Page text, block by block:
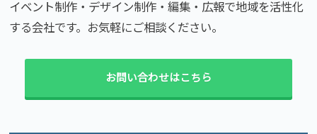
イベント制作・デザイン制作・編集・広報で地域を活性化
する会社です。お気軽にご相談ください。
お問い合わせはこちら